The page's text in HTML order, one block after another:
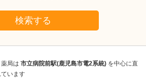
検索する
局は 市立病院前駅(鹿児島市電2系統) を中心に直
います